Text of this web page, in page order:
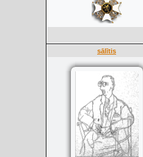
sālītis